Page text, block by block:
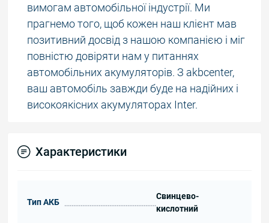
вимогам автомобільної індустрії. Ми
прагнемо того, щоб кожен наш клієнт мав
позитивний досвід з нашою компанією і міг
повністю довіряти нам у питаннях
автомобільних акумуляторів. З akbcenter,
ваш автомобіль завжди буде на надійних і
високоякісних акумуляторах Inter.
Характеристики
Тип АКБ
Свинцево-
кислотний